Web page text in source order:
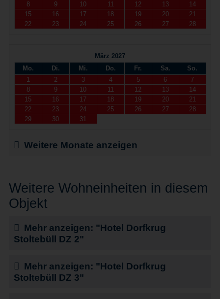
8
9 10 11 12 13
14
15
16 17 18 19 20
21
22
23 24 25 26 27 28
März 2027
Mo.
Di. Mi. Do. Fr. Sa.
So.
1
2 3 4 5 6
7
8
9 10 11 12 13
14
15
16 17 18 19 20
21
22
23 24 25 26 27
28
29
30 31
Weitere Monate anzeigen
Weitere Wohneinheiten in diesem
Objekt
Mehr anzeigen: "Hotel Dorfkrug
Stoltebüll DZ 2"
Mehr anzeigen: "Hotel Dorfkrug
Stoltebüll DZ 3"